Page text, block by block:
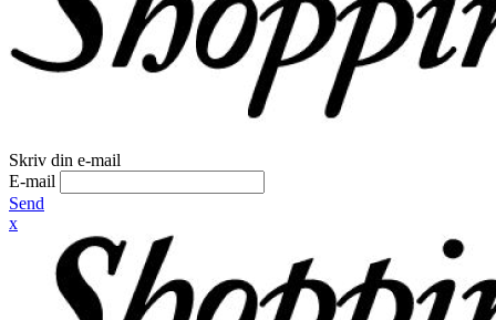
Skriv din e-mail
E-mail
Send
x